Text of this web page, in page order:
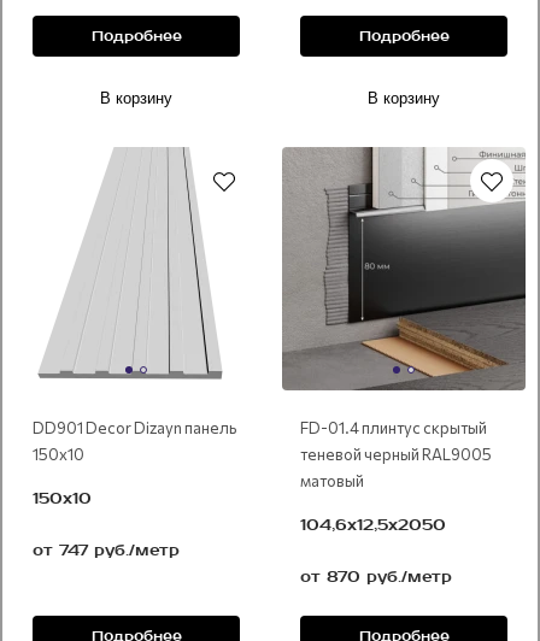
Подробнее
В корзину
Подробнее
В корзину
DD901 Decor Dizayn панель
150х10
150х10
от 747 руб./метр
Подробнее
FD-01.4 плинтус скрытый
теневой черный RAL9005
матовый
104,6х12,5х2050
от 870 руб./метр
Подробнее